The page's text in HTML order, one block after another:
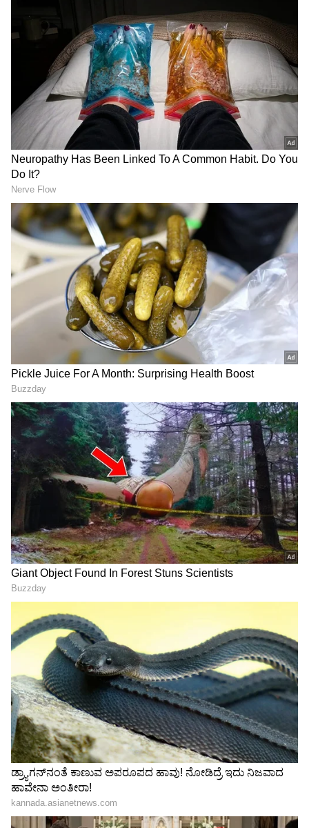
ಬಿಜೆಪಿ ಎಂದರೆ 'ಭಾರತೀಯ ಚೊಂಬು ಪಾರ್ಟಿ'; ಬಳ್ಳಾರಿ
ಸಮಾವೇಶದಲ್ಲಿ ರಾಹುಲ್ ಗಾಂಧಿ ವಾಗ್ದಾಳಿ!
ಘಟನೆಯಲ್ಲಿ ಮೋಹನ್‌ಕುಮಾರ್, ಗಿರೀಶ್ ಮಂಜುನಾಥ್
ಮೇಲೆ ಜೆಡಿಎಸ್‌ ಕಾರ್ಯಕರ್ತರಾದ ಸಾಗರ್, ಪ್ರದೀಪ್ ಹಲ್ಲೆ
ಮಾಡಿದ್ದಾರೆಂದು ಆರೋಪಿಸಲಾಗಿದೆ. ಹಲ್ಲೆಯಿಂದ ಮೋಹನ್‌
ಕುಮಾರ ಗಂಭೀರ ಗಾಯಗೊಂಡಿದ್ದಾರೆ. ಇದೇ ವೇಳೆ ಕಾಂಗ್ರೆಸ್
ಕಾರ್ಯಕರ್ತರಿಂದಲೂ ನಮ್ಮ ಮೇಲೆ ಹಲ್ಲೆ ನಡೆಸಿದ್ದಾರೆ ಎಂದು
ಆರೋಪ ಮಾಡಿರುವ ಜೆಡಿಎಸ್ ಕಾರ್ಯಕರ್ತರು. ಪ್ರದೀಪ್,
ಸಾಗರ್ ಹಾಗೂ ಗೌತಮ್‌ ಮೇಲೆ ಕಾಂಗ್ರೆಸ್ ಕಾರ್ಯಕರ್ತರು
ಹಲ್ಲೆ ನಡೆಸಿದ್ದಾರೆಂದು ಆರೋಪಿಸಲಾಗಿದೆ. ಹಲ್ಲೆಗೊಳಗಾದ
ಜೆಡಿಎಸ್ ಕಾರ್ಯಕರ್ತರು ಹಾಸನದ ಜಿಲ್ಲಾಸ್ಪತ್ರೆಗೆ
ದಾಖಲಾಗಿದ್ದಾರೆ.
ಕರ್ನಾಟಕ, ಭಾರತ (India News) ಮತ್ತು ಜಗತ್ತಿನ
ಕ್ಷಣಕ್ಷಣದ ಕನ್ನಡ ಸುದ್ದಿ (Kannada News)
ಅಪ್ಡೇಟ್‌ಗಳಿಗಾಗಿ ಏಷ್ಯಾನೆಟ್ ಸುವರ್ಣ ನ್ಯೂಸ್‌ ಫಾಲೋ
ಮಾಡಿ. ಬ್ರೇಕಿಂಗ್ ಸುದ್ದಿ (Latest Kannada News),
ವಿಶೇಷ ವರದಿಗಳು ಮತ್ತು ನೇರ ಪ್ರಸಾರಗಳೊಂದಿಗೆ
kannada news live) ಸಂಪೂರ್ಣ ಮಾಹಿತಿ ಒಂದೇ
ಕ್ಲಿಕ್‌ನಲ್ಲಿ ಲಭ್ಯ. ಏಷ್ಯಾನೆಟ್ ಸುವರ್ಣ ನ್ಯೂಸ್ ಅಧಿಕೃತ
ಆ್ಯಪ್ ಡೌನ್‌ಲೋಡ್ ಮಾಡಿ ಹಾಗು ಎಲ್ಲಾ ಅಪ್‌ಡೇಟ್
ಗಳನ್ನು ಪಡೆಯಿರಿ.
RECOMMENDED STORIES
ಸಚಿವ ಸ್ಥಾನ ಅನುಭವಿಸಿದ
ಹಿರಿಯರೇ ಮಂತ್ರಿ ಸ್ಥಾನ ತಪ್ಪಿಸುವ
ಕೆಲ್ಸ ಮಾಡಿದ್ದಾರೆ -ಉ.ಕನ್ನಡ
ಕಾಂಗ್ರೆಸ್‌ನ ಅಸಲಿ ಸತ್ಯ ಬಿಚ್ಚಿಟ್ಟ
ಯತೀಂದ್ರ ಸಿದ್ದರಾಮಯ್ಯ: ಅಪ್ಪ
ಸಿದ್ದು ಹಾಕಿದ್ದ ಮಾಸ್ಟರ್ ಪ್ಲಾನ್
ರಿವೀಲ್
ಮಂತ್ರಿಗಿರಿ ಸಿಗದ್ದಕ್ಕೆ ನೋವಿಲ್ಲ,
ಹೀಗ್ಯಾಕೆ ಮಾಡಿದರೆಂಬ ಬೇಸರ:
ಇಂಡಿ ಶಾಸಕ
ಯಶವಂತರಾಯಗೌಡ ಪಾಟೀಲ
ಮಂತ್ರಿಗಿರಿ ಅಸಮಾಧಾನ ಶಮನಕ್ಕೆ
ಚಕ್ರಾಯುಧ ಕೆಳಗಿಳಿಸ್ತಾರ ಕೃಷ್ಣಪ್ಪ!